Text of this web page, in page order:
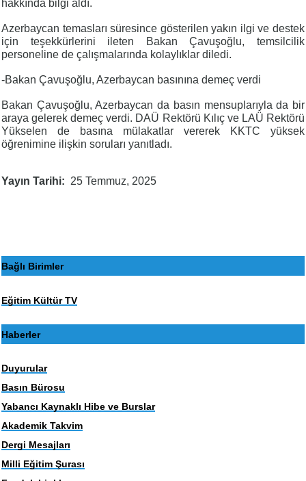
hakkında bilgi aldı.
Azerbaycan temasları süresince gösterilen yakın ilgi ve destek
için teşekkürlerini ileten Bakan Çavuşoğlu, temsilcilik
personeline de çalışmalarında kolaylıklar diledi.
-Bakan Çavuşoğlu, Azerbaycan basınına demeç verdi
Bakan Çavuşoğlu, Azerbaycan da basın mensuplarıyla da bir
araya gelerek demeç verdi. DAÜ Rektörü Kılıç ve LAÜ Rektörü
Yükselen de basına mülakatlar vererek KKTC yüksek
öğrenimine ilişkin soruları yanıtladı.
Yayın Tarihi 25 Temmuz, 2025
Bağlı Birimler
Eğitim Kültür TV
Haberler
Duyurular
Basın Bürosu
Yabancı Kaynaklı Hibe ve Burslar
Akademik Takvim
Dergi Mesajları
Milli Eğitim Şurası